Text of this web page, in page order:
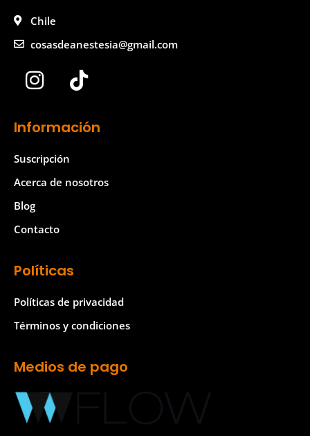
Chile
cosasdeanestesia@gmail.com
I
n
s
t
a
g
r
a
m
T
i
k
t
k
Información
Suscripción
Acerca de nosotros
Blog
Contacto
Políticas
Políticas de privacidad
Términos y condiciones
Medios de pago